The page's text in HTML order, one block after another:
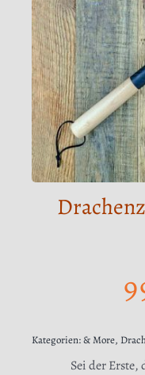
Kategorien:& More,
Sei der